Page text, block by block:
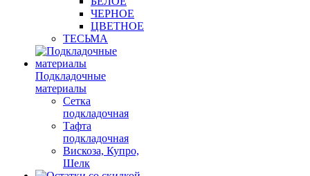
ЧЕРНОЕ
ЦВЕТНОЕ
ТЕСЬМА
Подкладочные
материалы
Сетка
подкладочная
Тафта
подкладочная
Вискоза, Купро,
Шелк